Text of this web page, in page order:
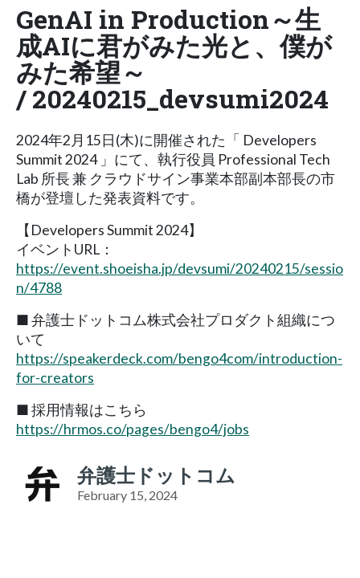
GenAI in Production～生
成AIに君がみた光と、僕が
みた希望～
/ 20240215_devsumi2024
2024年2月15日(木)に開催された「 Developers
Summit 2024 」にて、執行役員 Professional Tech
Lab 所長 兼 クラウドサイン事業本部副本部長の市
橋が登壇した発表資料です。
【Developers Summit 2024】
イベントURL：
https://event.shoeisha.jp/devsumi/20240215/sessio
n/4788
■ 弁護士ドットコム株式会社プロダクト組織につ
いて
https://speakerdeck.com/bengo4com/introduction-
for-creators
■ 採用情報はこちら
https://hrmos.co/pages/bengo4/jobs
弁護士ドットコム
February 15, 2024